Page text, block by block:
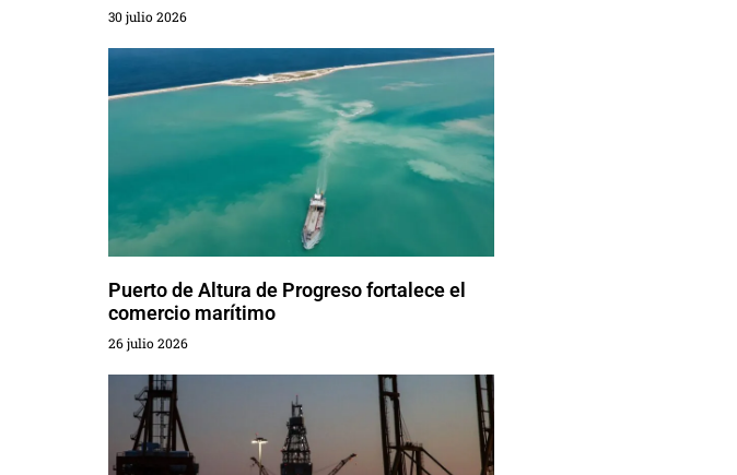
30 julio 2026
Puerto de Altura de Progreso fortalece el
comercio marítimo
26 julio 2026